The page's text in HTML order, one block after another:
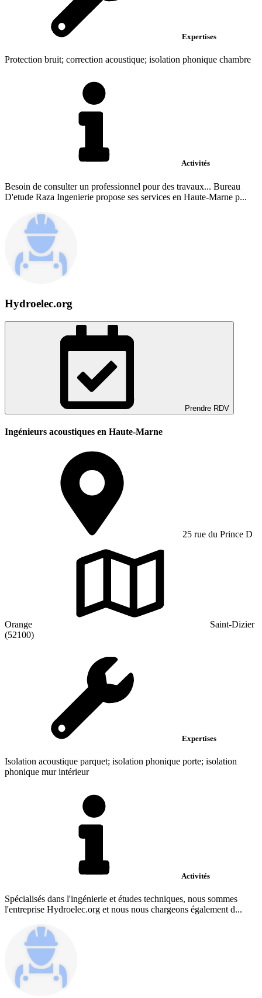
Expertises
Protection bruit; correction acoustique; isolation phonique chambre
Activités
Besoin de consulter un professionnel pour des travaux... Bureau
D'etude Raza Ingenierie propose ses services en Haute-Marne p...
Hydroelec.org
Prendre RDV
Ingénieurs acoustiques en Haute-Marne
25 rue du Prince D
Orange
Saint-Dizier
(52100)
Expertises
Isolation acoustique parquet; isolation phonique porte; isolation
phonique mur intérieur
Activités
Spécialisés dans l'ingénierie et études techniques, nous sommes
l'entreprise Hydroelec.org et nous nous chargeons également d...